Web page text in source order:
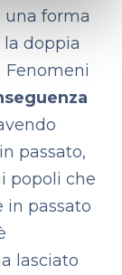
una forma
doppia
Fenomeni
passato,
popoli che
in passato
lasciato